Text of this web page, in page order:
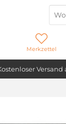
Versand
Merkzettel